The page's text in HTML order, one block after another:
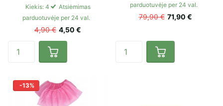
Kiekis: 4
Atsiėmimas
parduotuvėje per 24 val.
4,90 € 4,50 €
parduotuvėje per 24 val.
79,90 € 71,90 €
-13%